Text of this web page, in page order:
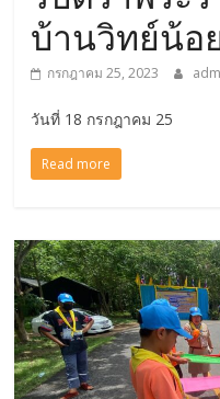
บ้านวิทย์น้อ
กรกฎาคม 25, 2023
วันที่ 18 กรกฎาคม 25
Read more